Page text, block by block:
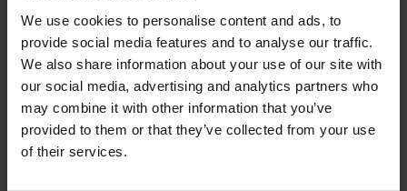
We use cookies to personalise content and ads, to
provide social media features and to analyse our traffic.
We also share information about your use of our site with
our social media, advertising and analytics partners who
may combine it with other information that you’ve
provided to them or that they’ve collected from your use
of their services.
Bakdrev Motorhispania
mfl 52 kugg
Furia och Gilera Hak.
Bakdrev Motorhispania
mfl 65 kugg
Till 105mm nav.